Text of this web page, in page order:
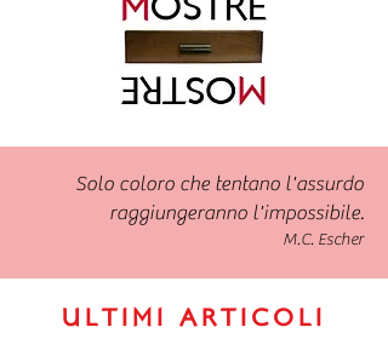
Solo coloro che tentano l'assurdo
raggiungeranno l'impossibile.
M.C. Escher
ULTIMI ARTICOLI